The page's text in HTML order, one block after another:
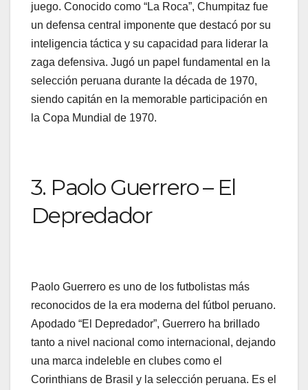
juego. Conocido como “La Roca”, Chumpitaz fue
un defensa central imponente que destacó por su
inteligencia táctica y su capacidad para liderar la
zaga defensiva. Jugó un papel fundamental en la
selección peruana durante la década de 1970,
siendo capitán en la memorable participación en
la Copa Mundial de 1970.
3. Paolo Guerrero – El
Depredador
Paolo Guerrero es uno de los futbolistas más
reconocidos de la era moderna del fútbol peruano.
Apodado “El Depredador”, Guerrero ha brillado
tanto a nivel nacional como internacional, dejando
una marca indeleble en clubes como el
Corinthians de Brasil y la selección peruana. Es el